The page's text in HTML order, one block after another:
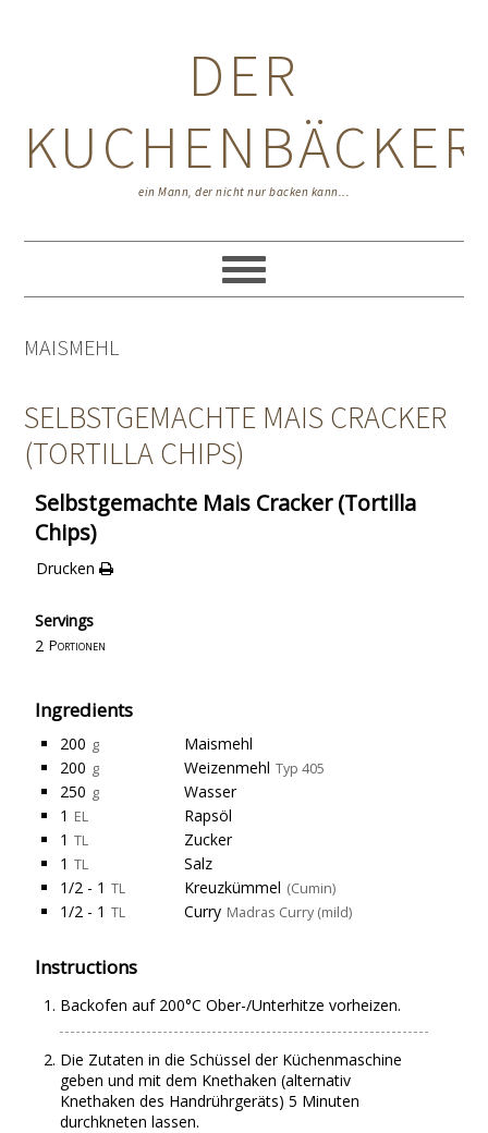
DER
KUCHENBÄCKER
ein Mann, der nicht nur backen kann...
MAISMEHL
SELBSTGEMACHTE MAIS CRACKER
(TORTILLA CHIPS)
Selbstgemachte Mais Cracker (Tortilla
Chips)
Drucken
Servings
2 Portionen
Ingredients
200 g
Maismehl
200 g Weizenmehl Typ 405
250 g
Wasser
1 EL
Rapsöl
1 TL
Zucker
1 TL
Salz
1/2 - 1 TL Kreuzkümmel (Cumin)
1/2 - 1 TL Curry Madras Curry (mild)
Instructions
Backofen auf 200°C Ober-/Unterhitze vorheizen.
Die Zutaten in die Schüssel der Küchenmaschine
geben und mit dem Knethaken (alternativ
Knethaken des Handrührgeräts) 5 Minuten
durchkneten lassen.